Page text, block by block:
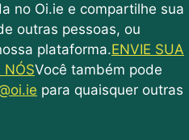
no Oi.ie e compartilhe sua
outras pessoas, ou
plataforma.ENVIE SUA
NÓSVocê também pode
para quaisquer outras